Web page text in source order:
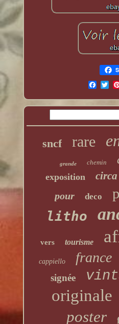
sncf rare
grande chemin
exposition circa
pour deco
litho
vers tourisme
cappiello france
signée
originale
poster